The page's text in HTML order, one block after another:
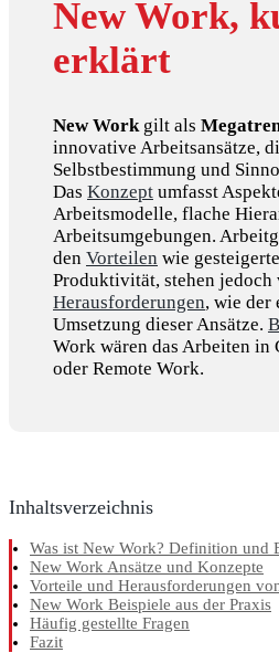
New Work,
erklärt
New Work gilt als
innovative Arbeitsansätze,
Selbstbestimmung und
Das Konzept umfasst
Arbeitsmodelle, flache
Arbeitsumgebungen.
den Vorteilen wie
Produktivität, stehen jedoch
Herausforderungen, wie der
Umsetzung dieser Ansätze.
Work wären das Arbeiten in
oder Remote Work.
Inhaltsverzeichnis
Was ist New Work? Definition und
New Work Ansätze und Konzepte
Vorteile und Herausforderungen
New Work Beispiele aus der Praxis
Häufig gestellte Fragen
Fazit